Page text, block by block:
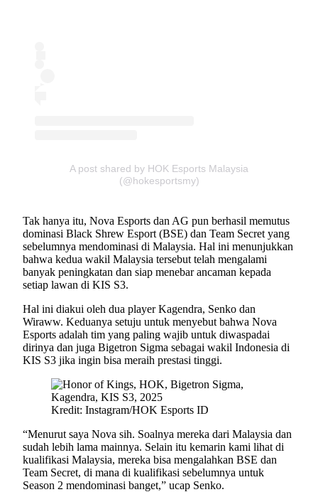
A post shared by HOK Esports Malaysia
(@hokesportsmy)
Tak hanya itu, Nova Esports dan AG pun berhasil memutus
dominasi Black Shrew Esport (BSE) dan Team Secret yang
sebelumnya mendominasi di Malaysia. Hal ini menunjukkan
bahwa kedua wakil Malaysia tersebut telah mengalami
banyak peningkatan dan siap menebar ancaman kepada
setiap lawan di KIS S3.
Hal ini diakui oleh dua player Kagendra, Senko dan
Wiraww. Keduanya setuju untuk menyebut bahwa Nova
Esports adalah tim yang paling wajib untuk diwaspadai
dirinya dan juga Bigetron Sigma sebagai wakil Indonesia di
KIS S3 jika ingin bisa meraih prestasi tinggi.
Kredit: Instagram/HOK Esports ID
“Menurut saya Nova sih. Soalnya mereka dari Malaysia dan
sudah lebih lama mainnya. Selain itu kemarin kami lihat di
kualifikasi Malaysia, mereka bisa mengalahkan BSE dan
Team Secret, di mana di kualifikasi sebelumnya untuk
Season 2 mendominasi banget,” ucap Senko.